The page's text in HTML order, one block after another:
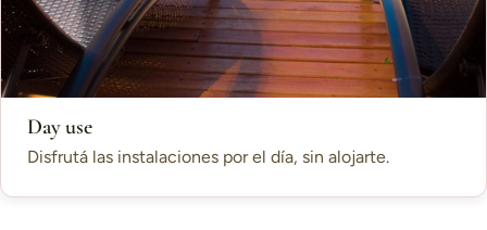
Day use
Disfrutá las instalaciones por el día, sin alojarte.